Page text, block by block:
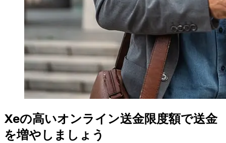
Xeの高いオンライン送金限度額で送金
を増やしましょう